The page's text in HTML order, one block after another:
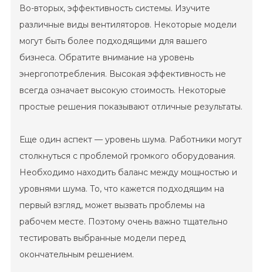
Во-вторых, эффективность системы. Изучите
различные виды вентиляторов. Некоторые модели
могут быть более подходящими для вашего
бизнеса. Обратите внимание на уровень
энергопотребления. Высокая эффективность не
всегда означает высокую стоимость. Некоторые
простые решения показывают отличные результаты.
Еще один аспект — уровень шума. Работники могут
столкнуться с проблемой громкого оборудования.
Необходимо находить баланс между мощностью и
уровнями шума. То, что кажется подходящим на
первый взгляд, может вызвать проблемы на
рабочем месте. Поэтому очень важно тщательно
тестировать выбранные модели перед
окончательным решением.